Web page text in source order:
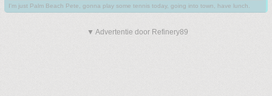
I'm just Palm Beach Pete, gonna play some tennis today, going into town, have lunch.
▼ Advertentie door Refinery89